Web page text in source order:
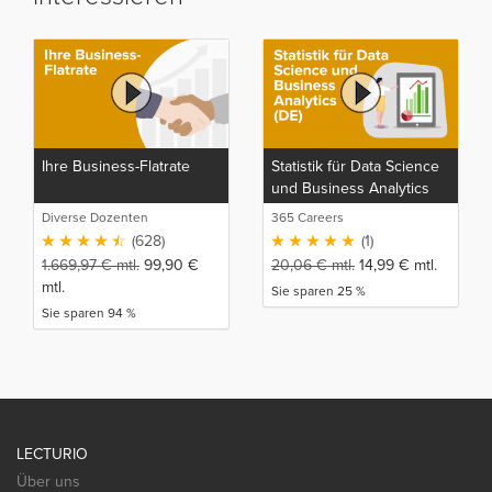
Ihre Business-Flatrate
Diverse Dozenten
(628)
1.669,97€mtl. 99,90 €
mtl.
Sie sparen 94 %
Statistik für Data Science
und Business Analytics
(DE)
365 Careers
(1)
20,06€mtl. 14,99 € mtl.
Sie sparen 25 %
LECTURIO
Über uns